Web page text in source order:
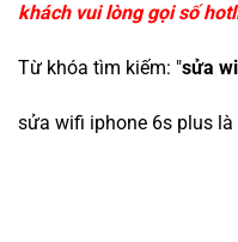
khách vui lòng gọi số
Từ khóa tìm kiếm: "sửa
sửa wifi iphone 6s plus là